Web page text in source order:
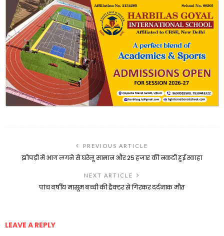
PREVIOUS ARTICLE
झोपड़ी में आग लगने से घरेलू सामान और 25 हजार की नकदी हुई स्वाहा
NEXT ARTICLE
पांच वर्षीय मासूम बच्ची की ट्रैक्टर से गिरकर दर्दनाक मौत
LEAVE A REPLY